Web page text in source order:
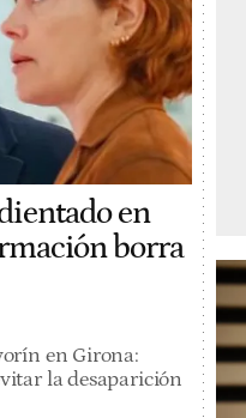
en
borra
en Girona:
la desaparición